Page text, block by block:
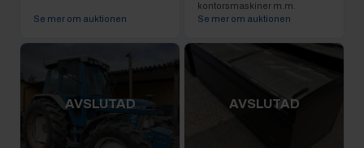
Se mer om auktionen
kontorsmaskiner m.m.
Se mer om auktionen
AVSLUTAD AVSLUTAD